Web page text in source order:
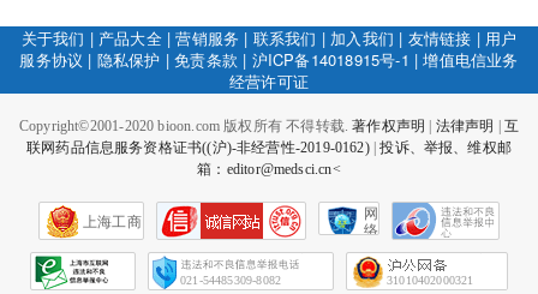
关于我们 | 产品大全|营销服务 | 联系我们 | 加入我们 | 友情链接 | 用户
服务协议 | 隐私保护 |免责条款 | 沪ICP备14018915号-1 |增值电信业务
经营许可证
Copyright©2001-2020 bioon.com 版权所有 不得转载.著作权声明 法律声明
互
联网药品信息服务资格证书((沪)-非经营性-2019-0162)|投诉、举报、维权邮
箱：editor@medsci.cn<
上海工商
网
络
会
征
021-54485309-8082 31010402000321